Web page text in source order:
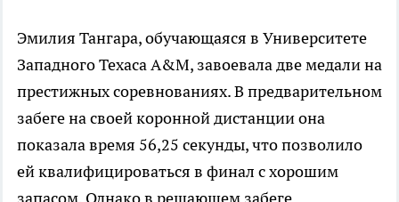
Эмилия Тангара, обучающаяся в Университете
Западного Техаса A&M, завоевала две медали на
престижных соревнованиях. В предварительном
забеге на своей коронной дистанции она
показала время 56,25 секунды, что позволило
ей квалифицироваться в финал с хорошим
запасом. Однако в решающем забеге